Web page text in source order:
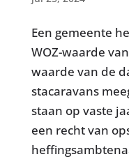
Een gemeente
WOZ-waarde
waarde van de
stacaravans
staan op vaste
een recht van